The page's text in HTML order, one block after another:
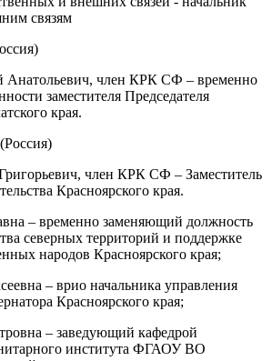
связям
Анатольевич, член КРК СФ – временно
заместителя Председателя
края.
член КРК СФ – Заместитель
Красноярского края.
– временно заменяющий должность
северных территорий и поддержке
народов Красноярского края;
– врио начальника управления
Красноярского края;
– заведующий кафедрой
института ФГАОУ ВО